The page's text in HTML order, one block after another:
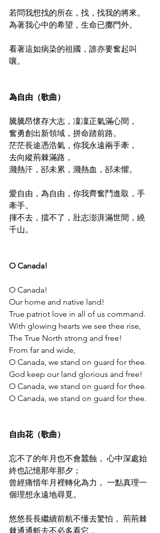
若問我想找的所在，找，找我的將來。
為著我心中的希望，生命已擲門外。
看著這如病染的祖國，誰亦要奮起叫
嚷。
為自由（歌曲）
騰騰昂懷存大志，凜凜正氣滿心間，
奮勇創出新領域，拼命踏前路。
茫茫長途憑浩氣，你我永遠兩手牽，
去向縱荊棘滿路，
濺熱汗，郤未累，濺熱血，郤未懼。
愛自由，為自由，你我齊奮鬥進取，手
牽手。
揮不去，擋不了，壯志澎湃滿世間，繞
千山。
O Canada!
O Canada!
Our home and native land!
True patriot love in all of us command.
With glowing hearts we see thee rise,
The True North strong and free!
From far and wide,
O Canada, we stand on guard for thee.
God keep our land glorious and free!
O Canada, we stand on guard for thee.
O Canada, we stand on guard for thee.
自由花（歌曲）
忘不了的年月也不會蠶蝕， 心中深處始
終也記憶那年那夕；
曾經痛惜年月裡轉化為力， 一點真理一
個理想永遠地尋覓。
悠悠長長繼續前航不懂去驚怕， 荊荊棘
棘通通斬去不必多看它，